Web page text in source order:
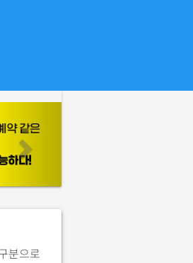
e
x
t
분으로